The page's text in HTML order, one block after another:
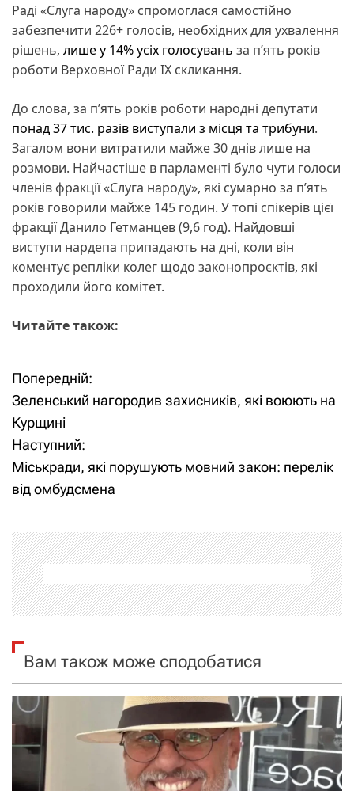
Раді «Слуга народу» спромоглася самостійно
забезпечити 226+ голосів, необхідних для ухвалення
рішень, лише у 14% усіх голосувань за п’ять років
роботи Верховної Ради IX скликання.
До слова, за п’ять років роботи народні депутати
понад 37 тис. разів виступали з місця та трибуни.
Загалом вони витратили майже 30 днів лише на
розмови. Найчастіше в парламенті було чути голоси
членів фракції «Слуга народу», які сумарно за п’ять
років говорили майже 145 годин. У топі спікерів цієї
фракції Данило Гетманцев (9,6 год). Найдовші
виступи нардепа припадають на дні, коли він
коментує репліки колег щодо законопроєктів, які
проходили його комітет.
Читайте також:
Н
а
в
і
а
ц
і
я
з
а
Попередній:
Зеленський нагородив захисників, які воюють на
Курщині
Наступний:
Міськради, які порушують мовний закон: перелік
від омбудсмена
Вам також може сподобатися